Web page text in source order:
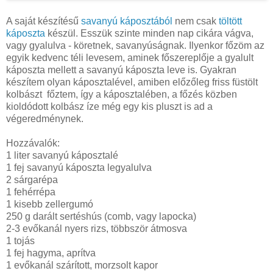
A saját készítésű savanyú káposztából nem csak töltött
káposzta készül. Esszük szinte minden nap cikára vágva,
vagy gyalulva - köretnek, savanyúságnak. Ilyenkor főzöm az
egyik kedvenc téli levesem, aminek főszereplője a gyalult
káposzta mellett a savanyú káposzta leve is. Gyakran
készítem olyan káposztalével, amiben előzőleg friss füstölt
kolbászt főztem, így a káposztalében, a főzés közben
kioldódott kolbász íze még egy kis pluszt is ad a
végeredménynek.
Hozzávalók:
1 liter savanyú káposztalé
1 fej savanyú káposzta legyalulva
2 sárgarépa
1 fehérrépa
1 kisebb zellergumó
250 g darált sertéshús (comb, vagy lapocka)
2-3 evőkanál nyers rizs, többször átmosva
1 tojás
1 fej hagyma, aprítva
1 evőkanál szárított, morzsolt kapor